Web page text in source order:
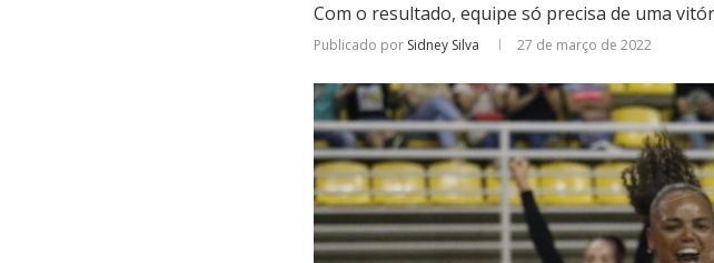
Com o resultado, equipe só precisa de uma
Publicado por Sidney Silva 27 de março de 2022